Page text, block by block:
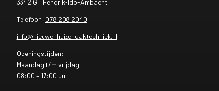
3342 GT Hendrik-Ido-Ambacht
Telefoon: 078 208 2040
info@nieuwenhuizendaktechniek.nl
Openingstijden:
Maandag t/m vrijdag
08:00 – 17:00 uur.